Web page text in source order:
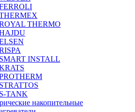
THERMO
SMART INSTALL
STRATTOS
S-TANK
накопительные